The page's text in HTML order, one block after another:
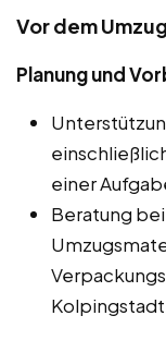
Vor dem Umzug
Planung und
einer
Beratung